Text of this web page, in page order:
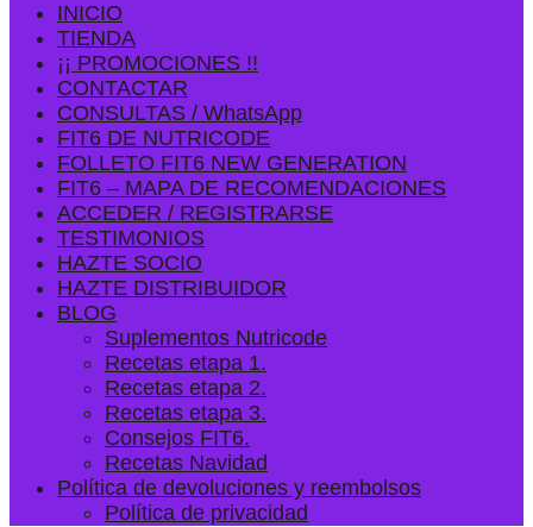
INICIO
TIENDA
¡¡ PROMOCIONES !!
CONTACTAR
CONSULTAS / WhatsApp
FIT6 DE NUTRICODE
FOLLETO FIT6 NEW GENERATION
FIT6 – MAPA DE RECOMENDACIONES
ACCEDER / REGISTRARSE
TESTIMONIOS
HAZTE SOCIO
HAZTE DISTRIBUIDOR
BLOG
Suplementos Nutricode
Recetas etapa 1.
Recetas etapa 2.
Recetas etapa 3.
Consejos FIT6.
Recetas Navidad
Política de devoluciones y reembolsos
Política de privacidad